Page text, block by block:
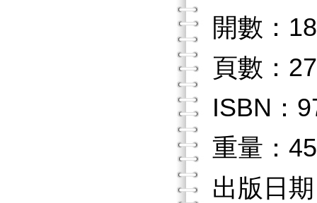
開數：18
頁數：
ISBN：
重量：
出版日